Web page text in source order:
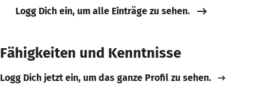
Logg Dich ein, um alle Einträge zu sehen.
Fähigkeiten und Kenntnisse
Logg Dich jetzt ein, um das ganze Profil zu sehen.